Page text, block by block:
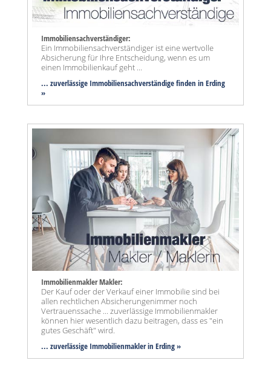
Immobiliensachverständiger:
Ein Immobiliensachverständiger ist eine wertvolle
Absicherung für Ihre Entscheidung, wenn es um
einen Immobilienkauf geht ...
... zuverlässige Immobiliensachverständige finden in Erding
»
Immobilienmakler Makler:
Der Kauf oder der Verkauf einer Immobilie sind bei
allen rechtlichen Absicherungenimmer noch
Vertrauenssache ... zuverlässige Immobilienmakler
können hier wesentlich dazu beitragen, dass es "ein
gutes Geschäft" wird.
... zuverlässige Immobilienmakler in Erding »